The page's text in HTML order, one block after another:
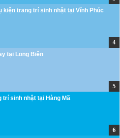
kiện trang trí sinh nhật tại Vĩnh Phúc
tại Long Biên
trí sinh nhật tại Hàng Mã